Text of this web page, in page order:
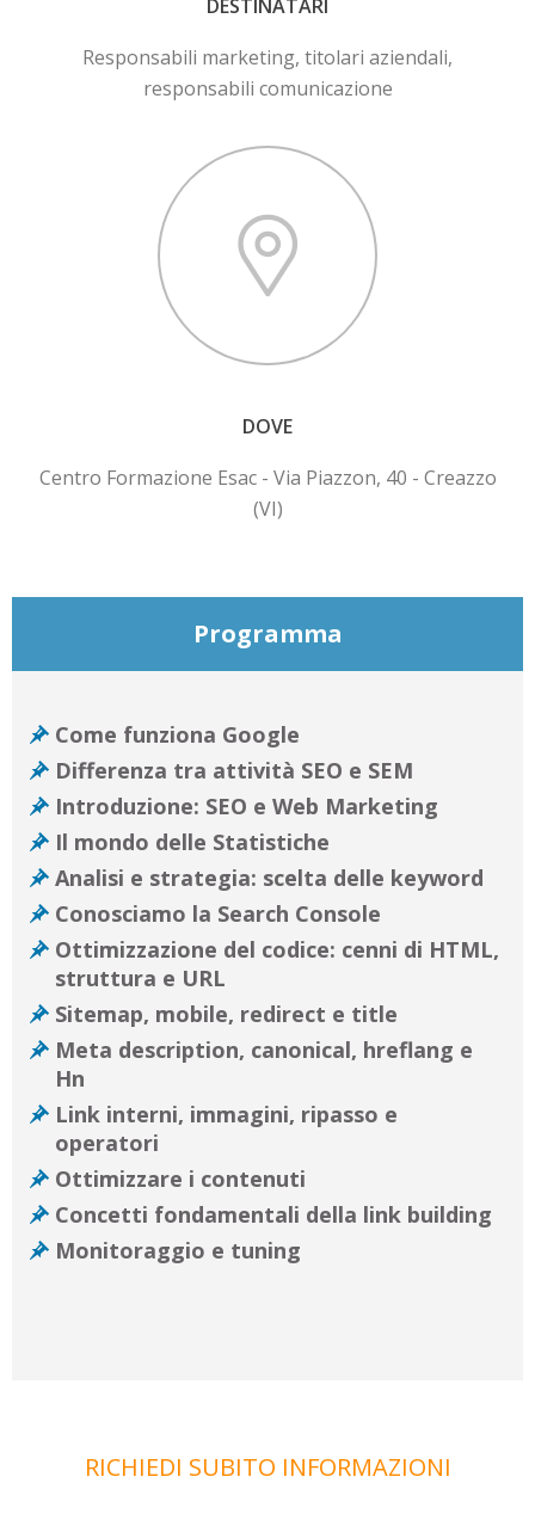
DESTINATARI
Responsabili marketing, titolari aziendali,
responsabili comunicazione
DOVE
Centro Formazione Esac - Via Piazzon, 40 - Creazzo
(VI)
Programma
Come funziona Google
Differenza tra attività SEO e SEM
Introduzione: SEO e Web Marketing
Il mondo delle Statistiche
Analisi e strategia: scelta delle keyword
Conosciamo la Search Console
Ottimizzazione del codice: cenni di HTML,
struttura e URL
Sitemap, mobile, redirect e title
Meta description, canonical, hreflang e
Hn
Link interni, immagini, ripasso e
operatori
Ottimizzare i contenuti
Concetti fondamentali della link building
Monitoraggio e tuning
RICHIEDI SUBITO INFORMAZIONI